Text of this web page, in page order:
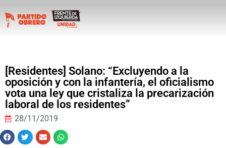
[Residentes] Solano: “Excluyendo a la
oposición y con la infantería, el oficialismo
vota una ley que cristaliza la precarización
laboral de los residentes”
28/11/2019